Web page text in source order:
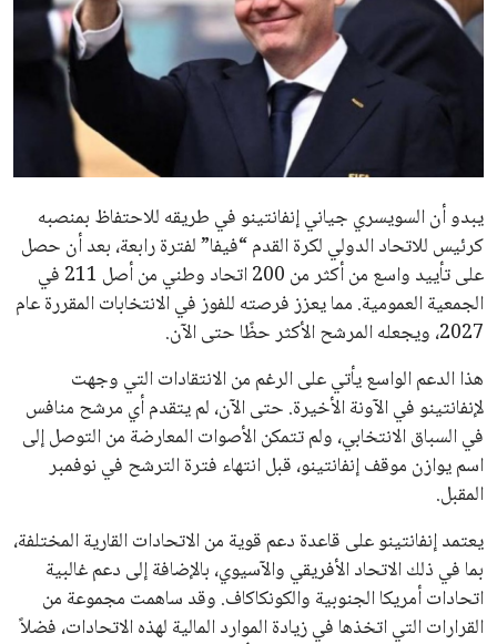
الاخبار الشائعة
إنفانتينو يخطو نحو ولاية رابعة في رئاسة فيفا
عمر إبراهيم
مستثمر هندي بريطاني يسعى لامتلاك حصة
عمر إبراهيم 22 يوليو 2026
تحقق من قهوتك المغشوشة 7 علامات تدل
على جودتها قبل أول رشفة
خالد فؤاد 18 يوليو 2026
القائمة البريدية
انضم إلى قائمة المشتركين لدينا لتحصل على أحدث الأخبار، التحديثات
والعروض الخاصة مباشرة في صندوق بريدك
اشتراك